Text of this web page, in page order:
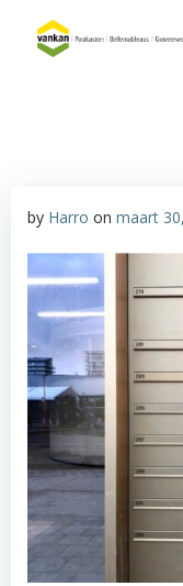
by Harro on maart